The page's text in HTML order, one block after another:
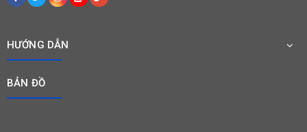
HƯỚNG DẪN
BẢN ĐỒ